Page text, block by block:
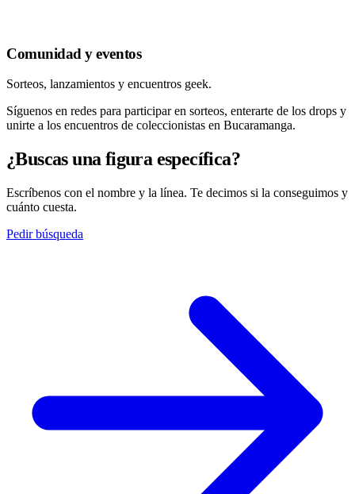
Comunidad y eventos
Sorteos, lanzamientos y encuentros geek.
Síguenos en redes para participar en sorteos, enterarte de los drops y
unirte a los encuentros de coleccionistas en Bucaramanga.
¿Buscas una figura específica?
Escríbenos con el nombre y la línea. Te decimos si la conseguimos y
cuánto cuesta.
Pedir búsqueda